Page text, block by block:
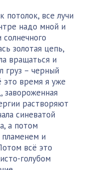
потолок, все лучи
надо мной и
золотая цепь,
вращаться и
груз – черный
это время я уже
завороженная
растворяют
синеватой
а потом
пламенем и
всё это
голубом